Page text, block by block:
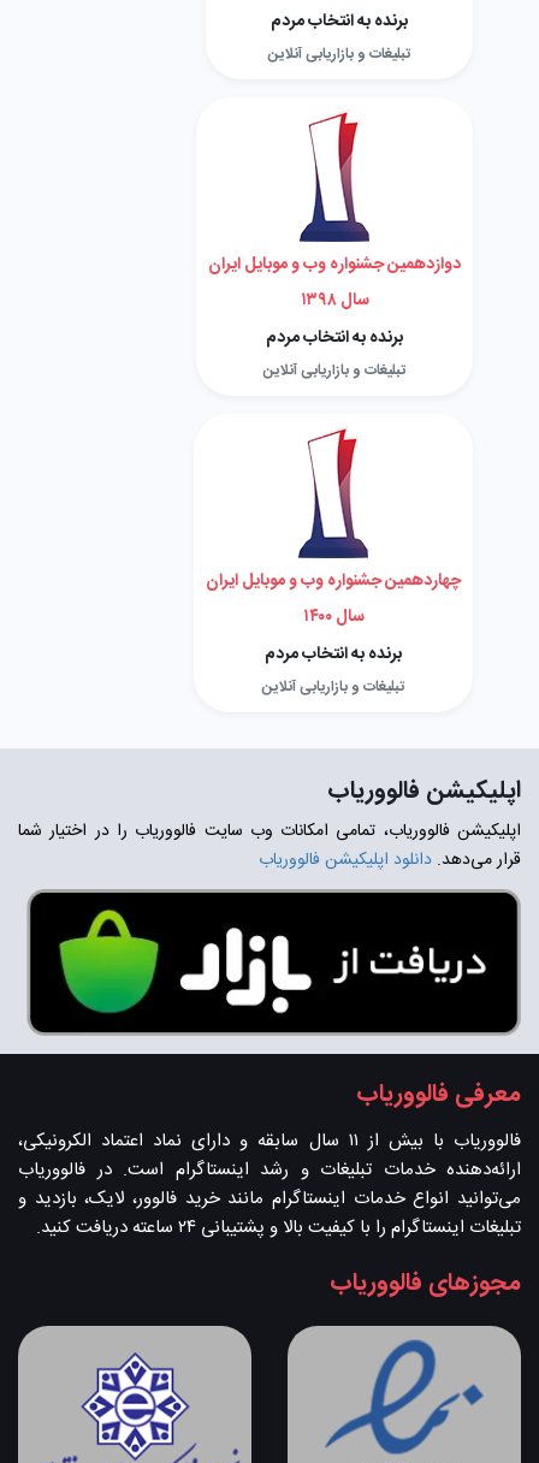
برنده به انتخاب مردم
تبلیغات و بازاریابی آنلاین
دوازدهمین جشنواره وب و موبایل ایران
سال ۱۳۹۸
برنده به انتخاب مردم
تبلیغات و بازاریابی آنلاین
چهاردهمین جشنواره وب و موبایل ایران
سال ۱۴۰۰
برنده به انتخاب مردم
تبلیغات و بازاریابی آنلاین
اپلیکیشن فالووریاب
اپلیکیشن فالووریاب، تمامی امکانات وب سایت فالووریاب را در اختیار شما
قرار می‌دهد. دانلود اپلیکیشن فالووریاب
معرفی فالووریاب
فالووریاب با بیش از ۱۱ سال سابقه و دارای نماد اعتماد الکرونیکی،
ارائه‌دهنده خدمات تبلیغات و رشد اینستاگرام است. در فالووریاب
می‌توانید انواع خدمات اینستاگرام مانند خرید فالوور، لایک، بازدید و
تبلیغات اینستاگرام را با کیفیت بالا و پشتیبانی ۲۴ ساعته دریافت کنید.
مجوزهای فالووریاب